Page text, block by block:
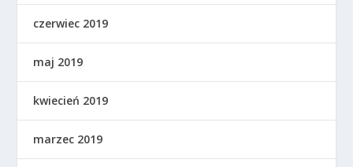
czerwiec 2019
maj 2019
kwiecień 2019
marzec 2019